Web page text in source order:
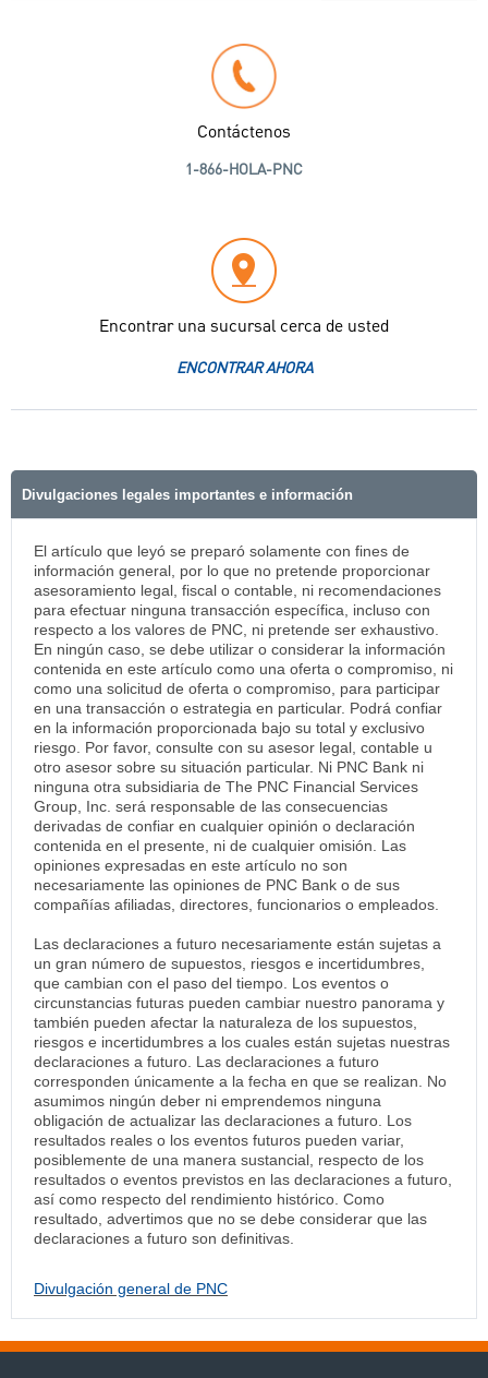
Contáctenos
1-866-HOLA-PNC
Encontrar una sucursal cerca de usted
ENCONTRAR AHORA
Divulgaciones legales importantes e información
El artículo que leyó se preparó solamente con fines de
información general, por lo que no pretende proporcionar
asesoramiento legal, fiscal o contable, ni recomendaciones
para efectuar ninguna transacción específica, incluso con
respecto a los valores de PNC, ni pretende ser exhaustivo.
En ningún caso, se debe utilizar o considerar la información
contenida en este artículo como una oferta o compromiso, ni
como una solicitud de oferta o compromiso, para participar
en una transacción o estrategia en particular. Podrá confiar
en la información proporcionada bajo su total y exclusivo
riesgo. Por favor, consulte con su asesor legal, contable u
otro asesor sobre su situación particular. Ni PNC Bank ni
ninguna otra subsidiaria de The PNC Financial Services
Group, Inc. será responsable de las consecuencias
derivadas de confiar en cualquier opinión o declaración
contenida en el presente, ni de cualquier omisión. Las
opiniones expresadas en este artículo no son
necesariamente las opiniones de PNC Bank o de sus
compañías afiliadas, directores, funcionarios o empleados.
Las declaraciones a futuro necesariamente están sujetas a
un gran número de supuestos, riesgos e incertidumbres,
que cambian con el paso del tiempo. Los eventos o
circunstancias futuras pueden cambiar nuestro panorama y
también pueden afectar la naturaleza de los supuestos,
riesgos e incertidumbres a los cuales están sujetas nuestras
declaraciones a futuro. Las declaraciones a futuro
corresponden únicamente a la fecha en que se realizan. No
asumimos ningún deber ni emprendemos ninguna
obligación de actualizar las declaraciones a futuro. Los
resultados reales o los eventos futuros pueden variar,
posiblemente de una manera sustancial, respecto de los
resultados o eventos previstos en las declaraciones a futuro,
así como respecto del rendimiento histórico. Como
resultado, advertimos que no se debe considerar que las
declaraciones a futuro son definitivas.
Divulgación general de PNC